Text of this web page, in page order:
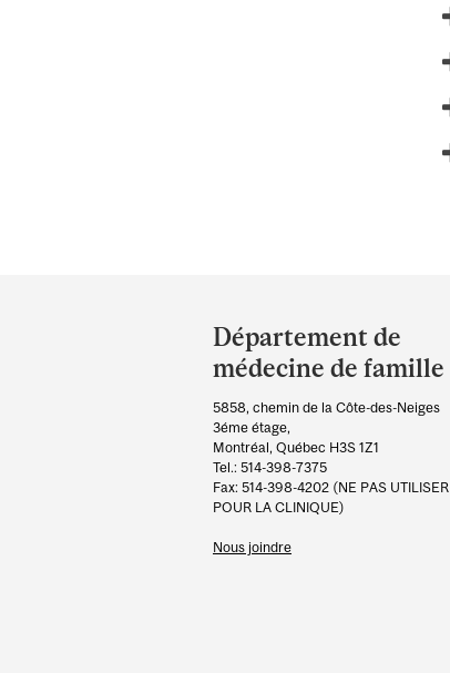
and
University
Information
Département de
médecine de famille
5858, chemin de la Côte-des-Neiges
3éme étage,
Montréal, Québec H3S 1Z1
Tel.: 514-398-7375
Fax: 514-398-4202 (NE PAS UTILISER
POUR LA CLINIQUE)
Nous joindre